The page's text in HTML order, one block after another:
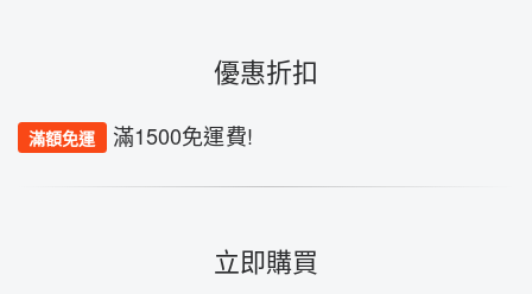
優惠折扣
滿額免運 滿1500免運費!
立即購買